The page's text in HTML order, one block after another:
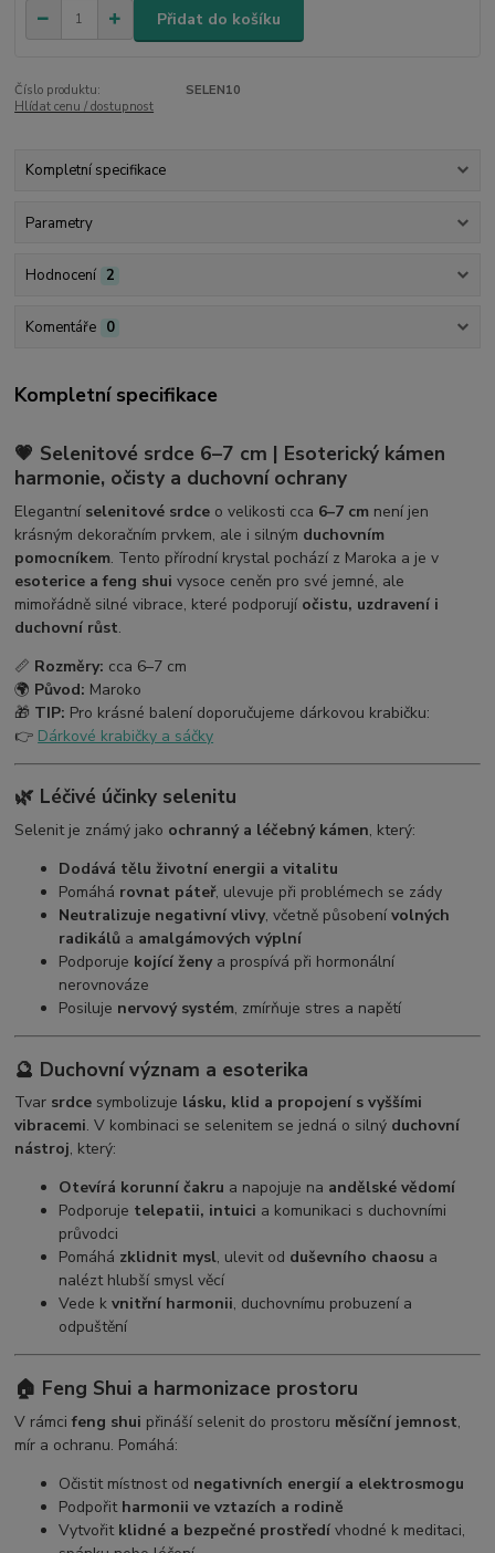
Přidat do košíku
Číslo produktu:
SELEN10
Hlídat cenu / dostupnost
Kompletní specifikace
Parametry
Hodnocení 2
Komentáře 0
Kompletní specifikace
💗 Selenitové srdce 6–7 cm | Esoterický kámen
harmonie, očisty a duchovní ochrany
Elegantní selenitové srdce o velikosti cca 6–7 cm není jen
krásným dekoračním prvkem, ale i silným duchovním
pomocníkem. Tento přírodní krystal pochází z Maroka a je v
esoterice a feng shui vysoce ceněn pro své jemné, ale
mimořádně silné vibrace, které podporují očistu, uzdravení i
duchovní růst.
📏 Rozměry: cca 6–7 cm
🌍 Původ: Maroko
🎁 TIP: Pro krásné balení doporučujeme dárkovou krabičku:
👉 Dárkové krabičky a sáčky
🌿 Léčivé účinky selenitu
Selenit je známý jako ochranný a léčebný kámen, který:
Dodává tělu životní energii a vitalitu
Pomáhá rovnat páteř, ulevuje při problémech se zády
Neutralizuje negativní vlivy, včetně působenívolných
radikálů a amalgámových výplní
Podporuje kojící ženya prospívá při hormonální
nerovnováze
Posiluje nervový systém, zmírňuje stres a napětí
🔮 Duchovní význam a esoterika
Tvar srdce symbolizuje lásku, klid a propojení s vyššími
vibracemi. V kombinaci se selenitem se jedná o silný duchovní
nástroj, který:
Otevírá korunní čakru a napojuje na andělské vědomí
Podporuje telepatii, intuici a komunikaci s duchovními
průvodci
Pomáhá zklidnit mysl, ulevit od duševního chaosu a
nalézt hlubší smysl věcí
Vede kvnitřní harmonii, duchovnímu probuzení a
odpuštění
🏠 Feng Shui a harmonizace prostoru
V rámcifeng shui přináší selenit do prostoru měsíční jemnost,
mír a ochranu. Pomáhá:
Očistit místnost od negativních energií a elektrosmogu
Podpořit harmonii ve vztazích a rodině
Vytvořit klidné a bezpečné prostředí vhodné k meditaci,